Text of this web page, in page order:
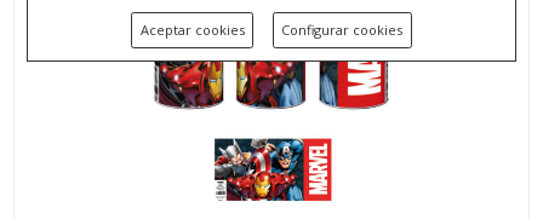
Aceptar cookies Configurar cookies